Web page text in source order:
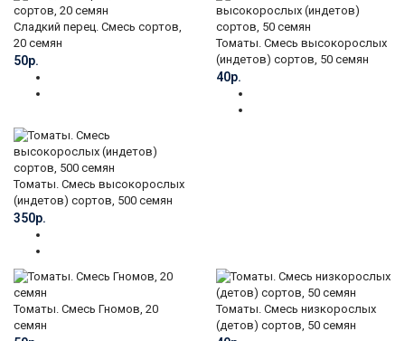
Сладкий перец. Смесь сортов,
20 семян
50р.
Томаты. Смесь высокорослых
(индетов) сортов, 50 семян
40р.
Томаты. Смесь высокорослых
(индетов) сортов, 500 семян
350р.
Томаты. Смесь Гномов, 20
семян
Томаты. Смесь низкорослых
(детов) сортов, 50 семян